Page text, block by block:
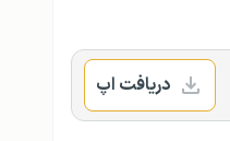
دریافت اپ